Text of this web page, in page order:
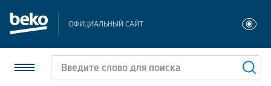
ОФИЦИАЛЬНЫЙ САЙТ